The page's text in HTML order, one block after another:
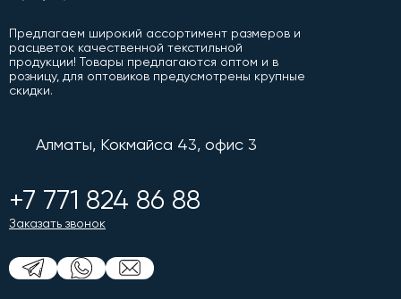
Предлагаем широкий ассортимент размеров и
расцветок качественной текстильной
продукции! Товары предлагаются оптом и в
розницу, для оптовиков предусмотрены крупные
скидки.
Алматы, Кокмайса 43, офис 3
+7 771 824 86 88
Заказать звонок